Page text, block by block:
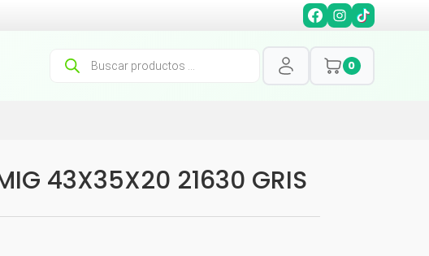
Búsqueda
productos
0
43X35X20 21630 GRIS